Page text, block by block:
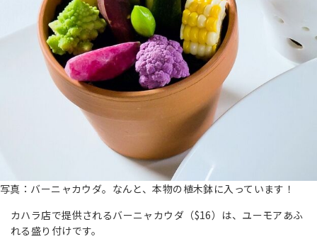
写真：バーニャカウダ。なんと、本物の植木鉢に入っています！
カハラ店で提供されるバーニャカウダ（$16）は、ユーモアあふ
れる盛り付けです。